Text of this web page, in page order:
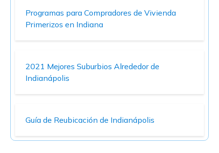
Programas para Compradores de Vivienda
Primerizos en Indiana
2021 Mejores Suburbios Alrededor de
Indianápolis
Guía de Reubicación de Indianápolis